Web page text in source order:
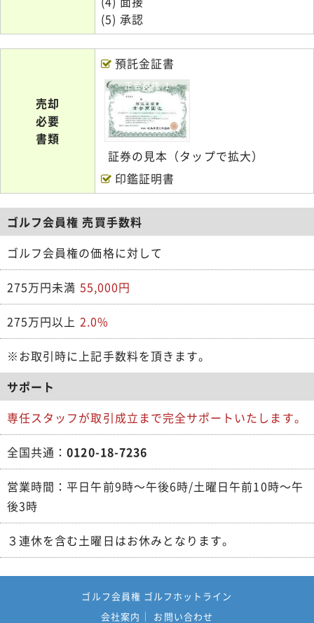
(5) 承認
売却
必要
書類
預託金証書
正会員権-1
証券の見本（タップで拡大）
印鑑証明書
ゴルフ会員権 売買手数料
ゴルフ会員権の価格に対して
275万円未満 55,000円
275万円以上 2.0%
※お取引時に上記手数料を頂きます。
サポート
専任スタッフが取引成立まで完全サポートいたします。
全国共通：0120-18-7236
営業時間：平日午前9時～午後6時/土曜日午前10時～午
後3時
３連休を含む土曜日はお休みとなります。
ゴルフ会員権 ゴルフホットライン
会社案内
お問い合わせ